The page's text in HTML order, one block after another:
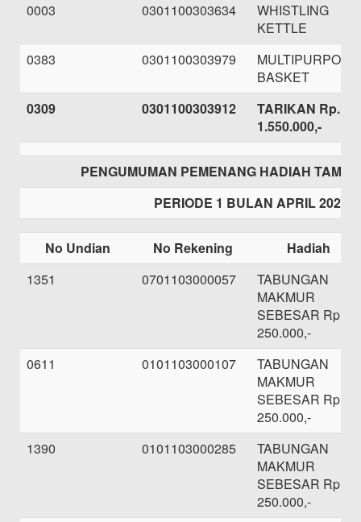
0003
0301100303634
WHISTLING
KETTLE
0383
0301100303979
MULTIPURPOSE
BASKET
0309
0301100303912
TARIKAN Rp.
1.550.000,-
PENGUMUMAN PEMENANG HADIAH
PERIODE 1 BULAN APRIL 2021
No Undian No Rekening
Hadiah
1351
0701103000057
TABUNGAN
MAKMUR
SEBESAR Rp.
250.000,-
0611
0101103000107
TABUNGAN
MAKMUR
SEBESAR Rp.
250.000,-
1390
0101103000285
TABUNGAN
MAKMUR
SEBESAR Rp.
250.000,-